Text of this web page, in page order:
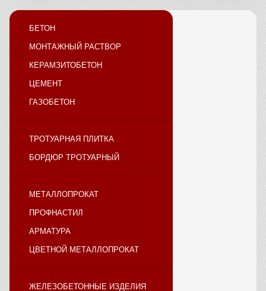
БЕТОН
МОНТАЖНЫЙ РАСТВОР
КЕРАМЗИТОБЕТОН
ЦЕМЕНТ
ГАЗОБЕТОН
ТРОТУАРНАЯ ПЛИТКА
БОРДЮР ТРОТУАРНЫЙ
МЕТАЛЛОПРОКАТ
ПРОФНАСТИЛ
АРМАТУРА
ЦВЕТНОЙ МЕТАЛЛОПРОКАТ
ЖЕЛЕЗОБЕТОННЫЕ ИЗДЕЛИЯ